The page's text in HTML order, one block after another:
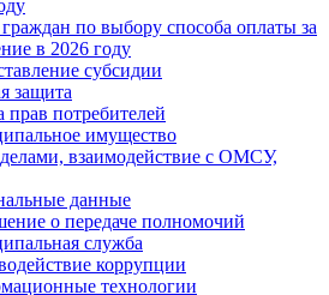
по выбору способа оплаты за
в 2026 году
субсидии
защита
прав потребителей
имущество
взаимодействие с ОМСУ,
данные
о передаче полномочий
служба
коррупции
технологии